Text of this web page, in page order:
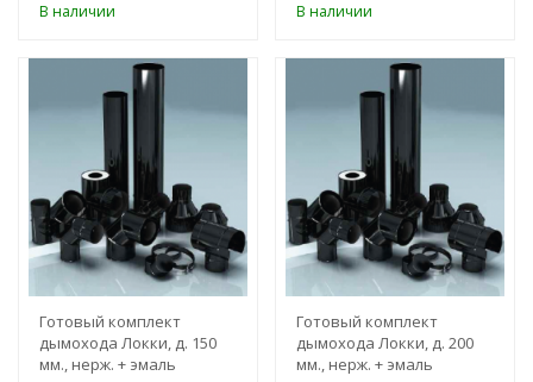
В наличии В наличии
Готовый комплект
дымохода Локки, д. 150
мм., нерж. + эмаль
Готовый комплект
дымохода Локки, д. 200
мм., нерж. + эмаль